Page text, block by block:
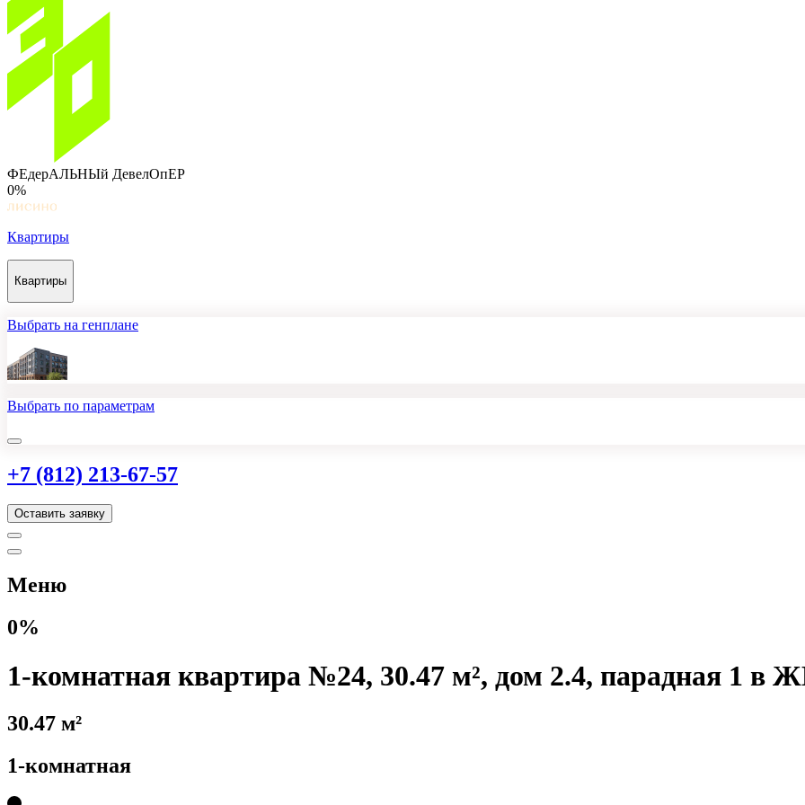
ФЕдерАЛЬНЫй ДевелОпЕР
0%
Квартиры
Квартиры
Выбрать на генплане
Выбрать по параметрам
+7 (812) 213-67-57
Оставить заявку
Меню
0%
1-комнатная квартира №24, 30.47 м², дом 2.4, парадная 1 в
30.47 м²
1-комнатная